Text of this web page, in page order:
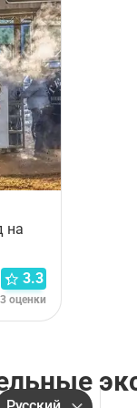
на
3.3
3 оценки